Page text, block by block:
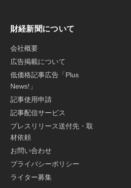
財経新聞について
会社概要
広告掲載について
低価格記事広告「Plus
News!」
記事使用申請
記事配信サービス
プレスリリース送付先・取
材依頼
お問い合わせ
プライバシーポリシー
ライター募集